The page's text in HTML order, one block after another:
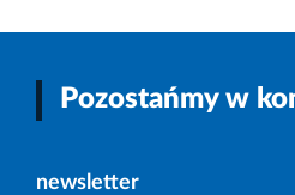
Pozostańmy w
newsletter